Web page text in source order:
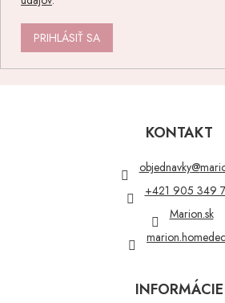
PRIHLÁSIŤ SA
KONTAKT
objednavky@
+421 905 349
Marion.sk
INFORMÁCIE